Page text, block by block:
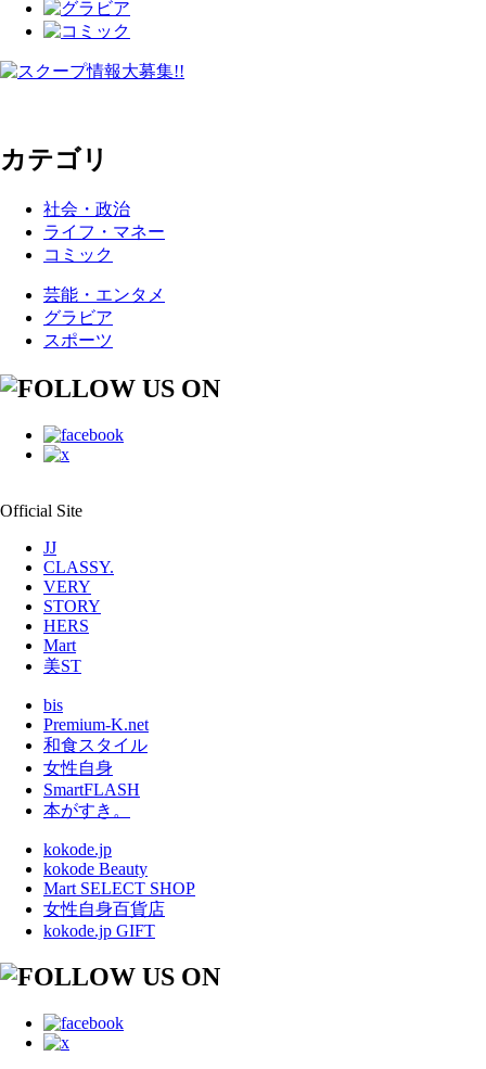
カテゴリ
社会・政治
ライフ・マネー
コミック
芸能・エンタメ
グラビア
スポーツ
Official Site
JJ
CLASSY.
VERY
STORY
HERS
Mart
美ST
bis
Premium-K.net
和食スタイル
女性自身
SmartFLASH
本がすき。
kokode.jp
kokode Beauty
Mart SELECT SHOP
女性自身百貨店
kokode.jp GIFT